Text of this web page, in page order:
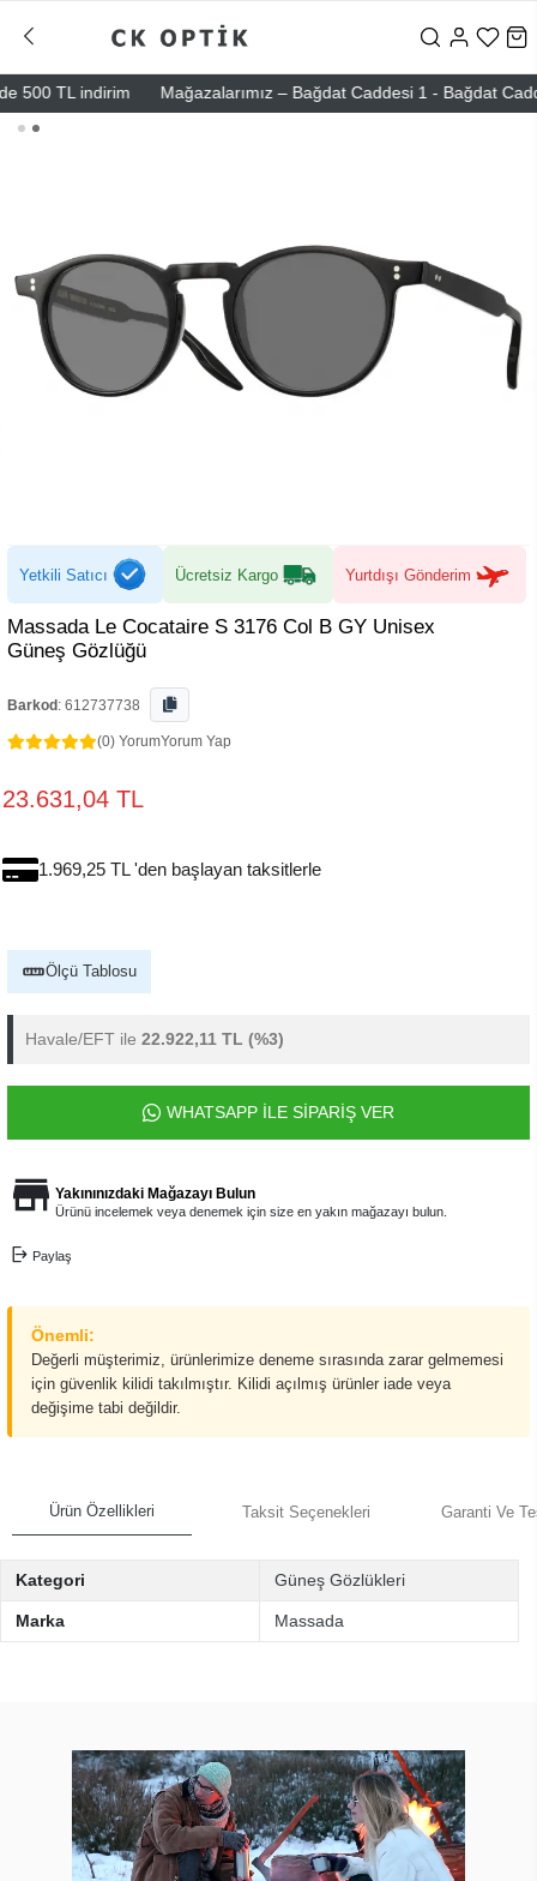
TL indirim Mağazalarımız – Bağdat Caddesi 1 - Bağdat
Yetkili Satıcı Ücretsiz Kargo Yurtdışı Gönderim
Massada Le Cocataire S 3176 Col B GY Unisex
Güneş Gözlüğü
Barkod : 612737738
(0) YorumYorum Yap
23.631,04 TL
1.969,25 TL 'den başlayan taksitlerle
Ölçü Tablosu
Havale/EFT ile 22.922,11 TL (%3)
WHATSAPP İLE SİPARİŞ VER
Yakınınızdaki Mağazayı Bulun
Ürünü incelemek veya denemek için size en yakın mağazayı bulun.
Paylaş
Önemli:
Değerli müşterimiz, ürünlerimize deneme sırasında zarar gelmemesi
için güvenlik kilidi takılmıştır. Kilidi açılmış ürünler iade veya
değişime tabi değildir.
Ürün Özellikleri Taksit Seçenekleri Garanti Ve
Kategori Güneş Gözlükleri
Marka Massada